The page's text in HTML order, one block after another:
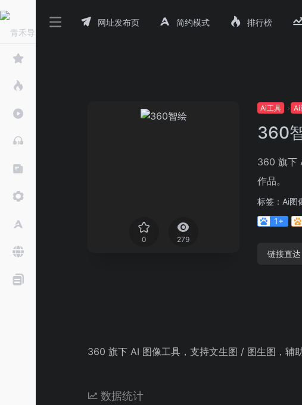
网址发布页 简约模式 排行榜
0 279
Ai工具 Ai
360
360 旗下
作品。
标签： Ai图
1+
链接直达
360 旗下 AI 图像工具，支持文生图 / 图生图，辅
数据统计